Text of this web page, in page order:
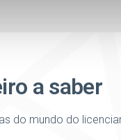
a saber
do mundo do